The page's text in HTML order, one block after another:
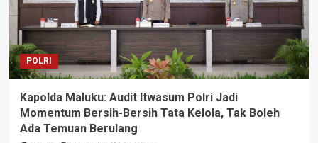
POLRI
Kapolda Maluku: Audit Itwasum Polri Jadi
Momentum Bersih-Bersih Tata Kelola, Tak Boleh
Ada Temuan Berulang